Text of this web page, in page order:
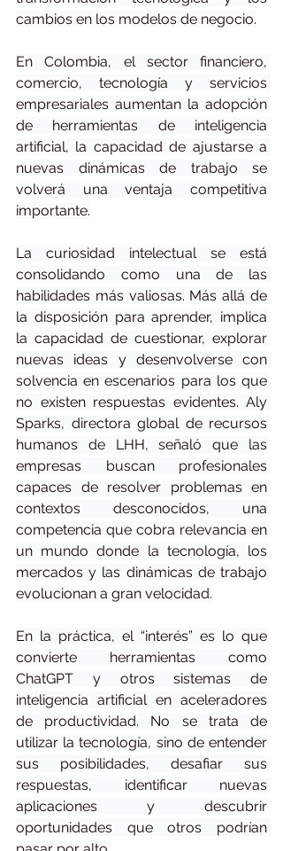
cambios en los modelos de negocio.
En Colombia, el sector financiero,
comercio, tecnología y servicios
empresariales aumentan la adopción
de herramientas de inteligencia
artificial, la capacidad de ajustarse a
nuevas dinámicas de trabajo se
volverá una ventaja competitiva
importante.
La curiosidad intelectual se está
consolidando como una de las
habilidades más valiosas. Más allá de
la disposición para aprender, implica
la capacidad de cuestionar, explorar
nuevas ideas y desenvolverse con
solvencia en escenarios para los que
no existen respuestas evidentes. Aly
Sparks, directora global de recursos
humanos de LHH, señaló que las
empresas buscan profesionales
capaces de resolver problemas en
contextos desconocidos, una
competencia que cobra relevancia en
un mundo donde la tecnología, los
mercados y las dinámicas de trabajo
evolucionan a gran velocidad.
En la práctica, el “interés” es lo que
convierte herramientas como
ChatGPT y otros sistemas de
inteligencia artificial en aceleradores
de productividad. No se trata de
utilizar la tecnología, sino de entender
sus posibilidades, desafiar sus
respuestas, identificar nuevas
aplicaciones y descubrir
oportunidades que otros podrían